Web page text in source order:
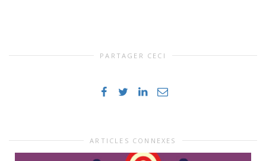
PARTAGER CECI
ARTICLES CONNEXES